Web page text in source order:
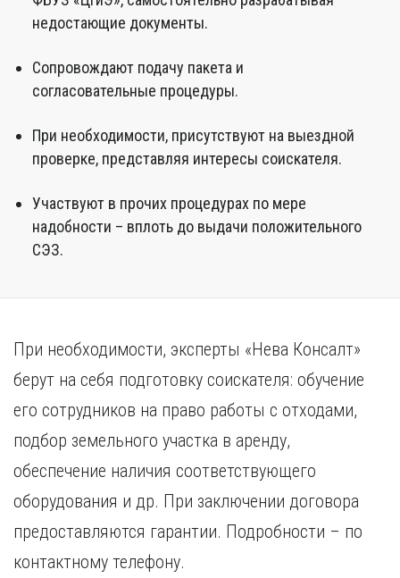
недостающие документы.
Сопровождают подачу пакета и
согласовательные процедуры.
При необходимости, присутствуют на выездной
проверке, представляя интересы соискателя.
Участвуют в прочих процедурах по мере
надобности – вплоть до выдачи положительного
СЭЗ.
При необходимости, эксперты «Нева Консалт»
берут на себя подготовку соискателя: обучение
его сотрудников на право работы с отходами,
подбор земельного участка в аренду,
обеспечение наличия соответствующего
оборудования и др. При заключении договора
предоставляются гарантии. Подробности – по
контактному телефону.